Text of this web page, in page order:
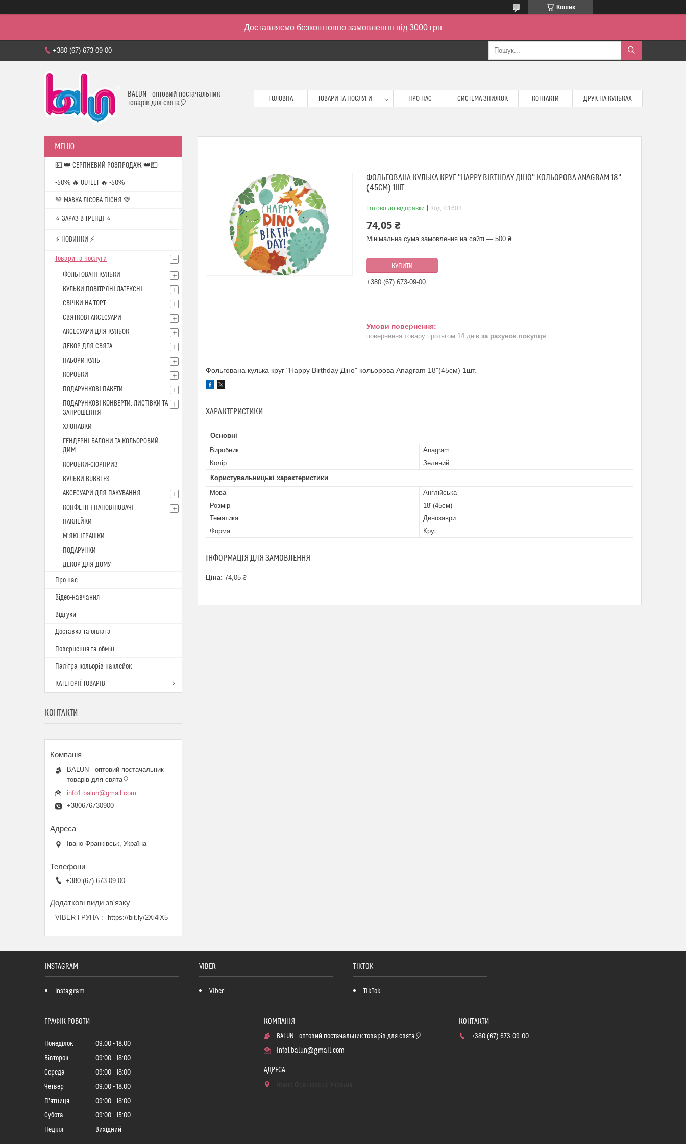
Кошик
Доставляємо безкоштовно замовлення від 3000 грн
+380 (67) 673-09-00
BALUN - оптовий постачальник
товарів для свята🎈
ГОЛОВНА ТОВАРИ ТА ПОСЛУГИ ПРО НАС СИСТЕМА ЗНИЖОК КОНТАКТИ ДРУК НА КУЛЬКАХ
ФОЛЬГОВАНА КУЛЬКА КРУГ "HAPPY BIRTHDAY ДІНО" КОЛЬОРОВА ANAGRAM 18"
(45СМ) 1ШТ.
Готово до відправки Код: 01603
74,05 ₴
Мінімальна сума замовлення на сайті — 500 ₴
КУПИТИ
+380 (67) 673-09-00
повернення товару протягом 14 днів за рахунок покупця
Фольгована кулька круг "Happy Birthday Діно" кольорова Anagram 18"(45см) 1шт.
ХАРАКТЕРИСТИКИ
Основні
Виробник
Anagram
Колір
Зелений
Користувальницькі характеристики
Мова
Англійська
Розмір
18"(45см)
Тематика
Динозаври
Форма
Круг
ІНФОРМАЦІЯ ДЛЯ ЗАМОВЛЕННЯ
Ціна: 74,05 ₴
💵 👑 СЕРПНЕВИЙ РОЗПРОДАЖ 👑💵
-50% 🔥 OUTLET 🔥 -50%
💚 МАВКА ЛІСОВА ПІСНЯ 💚
⭐️ ЗАРАЗ В ТРЕНДІ ⭐️
⚡ НОВИНКИ ⚡
Товари та послуги
ФОЛЬГОВАНІ КУЛЬКИ
КУЛЬКИ ПОВІТРЯНІ ЛАТЕКСНІ
СВІЧКИ НА ТОРТ
СВЯТКОВІ АКСЕСУАРИ
АКСЕСУАРИ ДЛЯ КУЛЬОК
ДЕКОР ДЛЯ СВЯТА
НАБОРИ КУЛЬ
КОРОБКИ
ПОДАРУНКОВІ ПАКЕТИ
ПОДАРУНКОВІ КОНВЕРТИ, ЛИСТІВКИ ТА
ЗАПРОШЕННЯ
ХЛОПАВКИ
ГЕНДЕРНІ БАЛОНИ ТА КОЛЬОРОВИЙ
ДИМ
КОРОБКИ-СЮРПРИЗ
КУЛЬКИ BUBBLES
АКСЕСУАРИ ДЛЯ ПАКУВАННЯ
КОНФЕТТІ І НАПОВНЮВАЧІ
НАКЛЕЙКИ
М'ЯКІ ІГРАШКИ
ПОДАРУНКИ
ДЕКОР ДЛЯ ДОМУ
Про нас
Відео-навчання
Відгуки
Доставка та оплата
Повернення та обмін
Палітра кольорів наклейок
КАТЕГОРІЇ ТОВАРІВ
КОНТАКТИ
BALUN - оптовий постачальник
товарів для свята🎈
info1.balun@gmail.com
+380676730900
Івано-Франківськ, Україна
+380 (67) 673-09-00
VIBER ГРУПА https://bit.ly/2Xi4lX5
INSTAGRAM
Instagram
VIBER
Viber
TIKTOK
TikTok
ГРАФІК РОБОТИ
Понеділок 09:00
18:00
Вівторок
09:00
18:00
Середа
09:00
18:00
Четвер
09:00
18:00
Пʼятниця
09:00
18:00
Субота
09:00
15:00
Неділя
Вихідний
BALUN - оптовий постачальник товарів для свята🎈
info1.balun@gmail.com
+380 (67) 673-09-00